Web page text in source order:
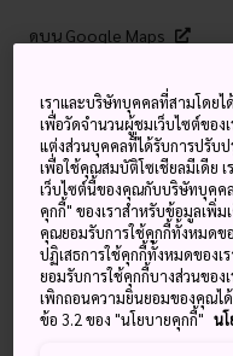
ดูบน Google Maps
ดูข้อมูลการต่อเครื่องบิน
คำสำคัญ แผนที่
ช่องเขาลึกลับ
หน้าผาชันแห่งนี้ถูกแม่น้ำ
เราและบริษัทบุคคลที่สามโดย
เพื่อวัดจำนวนผู้ชมเว็บไซต์ของ
แต่งส่วนบุคคลที่ได้รับการปรับ
เพื่อใช้คุณสมบัติโซเชียลมีเดีย
เว็บไซต์นี้ของคุณกับบริษัทบุคค
คุกกี้" ของเราสำหรับข้อมูลเพิ่
คุณยอมรับการใช้คุกกี้ทั้งหมดข
ปฏิเสธการใช้คุกกี้ทั้งหมดของเ
ยอมรับการใช้คุกกี้บางส่วนของ
เพิกถอนความยินยอมของคุณไ
ข้อ 3.2 ของ "นโยบายคุกกี้" น